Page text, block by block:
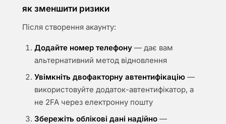
як зменшити ризики
Після створення акаунту:
Додайте номер телефону — дає вам
альтернативний метод відновлення
Увімкніть двофакторну автентифікацію —
використовуйте додаток-автентифікатор, а
не 2FA через електронну пошту
Збережіть облікові дані надійно —